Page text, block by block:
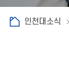
인천대소식